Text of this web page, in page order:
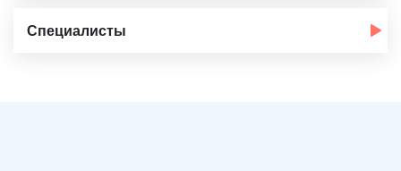
Специалисты